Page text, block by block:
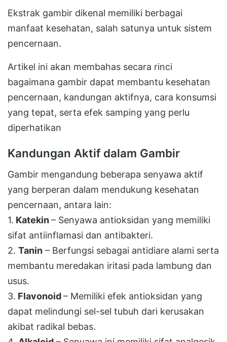
Ekstrak gambir dikenal memiliki berbagai
manfaat kesehatan, salah satunya untuk sistem
pencernaan.
Artikel ini akan membahas secara rinci
bagaimana gambir dapat membantu kesehatan
pencernaan, kandungan aktifnya, cara konsumsi
yang tepat, serta efek samping yang perlu
diperhatikan
Kandungan Aktif dalam Gambir
Gambir mengandung beberapa senyawa aktif
yang berperan dalam mendukung kesehatan
pencernaan, antara lain:
1. Katekin– Senyawa antioksidan yang memiliki
sifat antiinflamasi dan antibakteri.
2. Tanin – Berfungsi sebagai antidiare alami serta
membantu meredakan iritasi pada lambung dan
usus.
3. Flavonoid– Memiliki efek antioksidan yang
dapat melindungi sel-sel tubuh dari kerusakan
akibat radikal bebas.